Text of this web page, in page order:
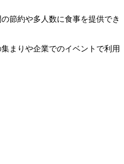
節約や多人数に食事を提供でき
まりや企業でのイベントで利用